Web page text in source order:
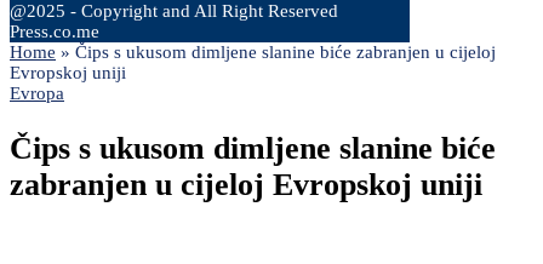
@2025 - Copyright and All Right Reserved
Press.co.me
Home » Čips s ukusom dimljene slanine biće zabranjen u cijeloj
Evropskoj uniji
Evropa
Čips s ukusom dimljene slanine biće
zabranjen u cijeloj Evropskoj uniji